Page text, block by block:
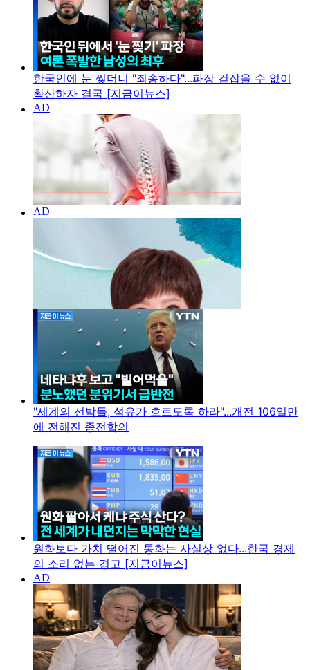
한국인에 눈 찢더니 "죄송하다"...파장 걷잡을 수 없이
확산하자 결국 [지금이뉴스]
"세계의 선박들, 석유가 흐르도록 하라"...개전 106일만
에 전해진 종전합의
원화보다 가치 떨어진 통화는 사실상 없다...한국 경제
의 소리 없는 경고 [지금이뉴스]